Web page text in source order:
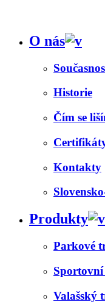
O nás
Historie
Čím se
Kontakty
Produkty
Parkové
Sportovní
Valašský